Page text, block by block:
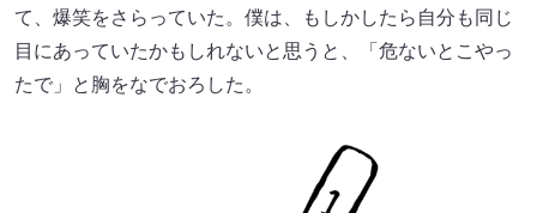
て、爆笑をさらっていた。僕は、もしかしたら自分も同じ
目にあっていたかもしれないと思うと、「危ないとこやっ
たで」と胸をなでおろした。